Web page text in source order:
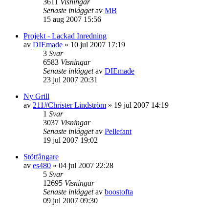
Senaste inläggetav MB
15 aug 2007 15:56
Projekt - Lackad Inredning
av DIEmade » 10 jul 2007 17:19
3 Svar
6583 Visningar
Senaste inläggetav DIEmade
23 jul 2007 20:31
Ny Grill
av 211#Christer Lindström » 19 jul 2007 14:19
1 Svar
3037 Visningar
Senaste inläggetav Pellefant
19 jul 2007 19:02
Stötfångare
av es480 » 04 jul 2007 22:28
5 Svar
12695 Visningar
Senaste inläggetav boostofta
09 jul 2007 09:30